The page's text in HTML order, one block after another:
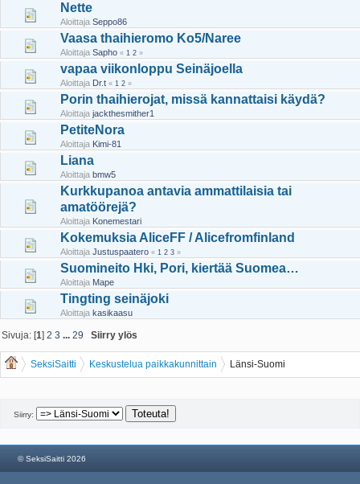
Nette
Aloittaja Seppo86
Vaasa thaihieromo Ko5/Naree
Aloittaja Sapho « 1 2 »
vapaa viikonloppu Seinäjoella
Aloittaja Dr.t « 1 2 »
Porin thaihierojat, missä kannattaisi käydä?
Aloittaja jackthesmither1
PetiteNora
Aloittaja Kimi-81
Liana
Aloittaja bmw5
Kurkkupanoa antavia ammattilaisia tai
amatöörejä?
Aloittaja Konemestari
Kokemuksia AliceFF / Alicefromfinland
Aloittaja Justuspaatero « 1 2 3 »
Suomineito Hki, Pori, kiertää Suomea…
Aloittaja Mape
Tingting seinäjoki
Aloittaja kasikaasu
Sivuja: [1]2 3 ...29 Siirry ylös
SeksiSaitti Keskustelua paikkakunnittain Länsi-Suomi
Siirry:
© SeksiSaitti 2026